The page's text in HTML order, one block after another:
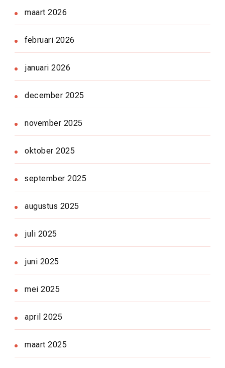
maart 2026
februari 2026
januari 2026
december 2025
november 2025
oktober 2025
september 2025
augustus 2025
juli 2025
juni 2025
mei 2025
april 2025
maart 2025